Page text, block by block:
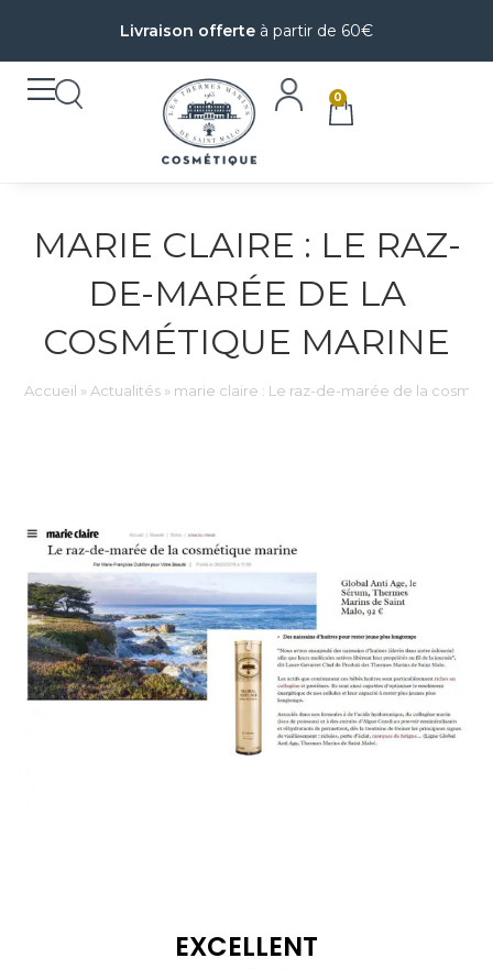
Livraison offerte à partir de 60€
0
MARIE CLAIRE : LE RAZ-
DE-MARÉE DE LA
COSMÉTIQUE MARINE
Accueil » Actualités » marie claire : Le raz-de-marée de la
EXCELLENT